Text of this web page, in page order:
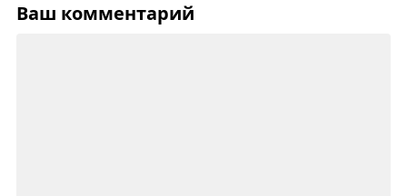
Ваш комментарий